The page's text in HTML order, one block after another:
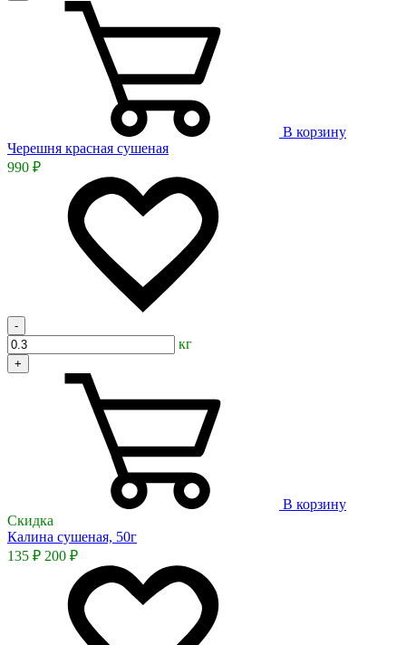
В корзину
Черешня красная сушеная
990 ₽
-
кг
+
В корзину
Скидка
Калина сушеная, 50г
135 ₽ 200 ₽